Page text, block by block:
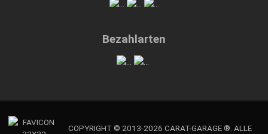
Bezahlarten
COPYRIGHT © 2013-2026 CARAT-GARAGE ®. ALLE